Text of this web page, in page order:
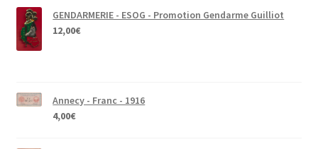
GENDARMERIE - ESOG - Promotion Gendarme Guilliot
12,00€
Annecy - Franc - 1916
4,00€